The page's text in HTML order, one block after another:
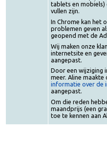
Invulbare PDF-
deze zowel op
tablets en
vullen zijn.
In Chrome kan
problemen geven
geopend met de
Wij maken onze
internetsite en
aangepast.
Door een
meer. Aline
informatie over
aangepast.
Om die reden